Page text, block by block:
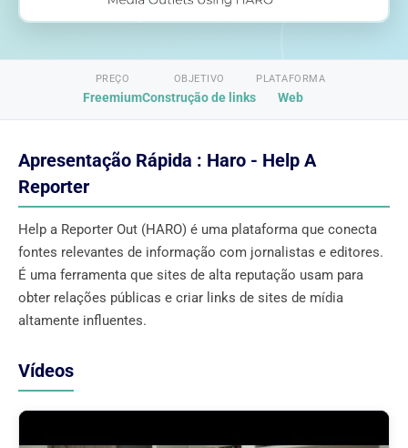
PREÇO
Freemium
OBJETIVO
Construção de links
PLATAFORMA
Web
Apresentação Rápida : Haro - Help A
Reporter
Help a Reporter Out (HARO) é uma plataforma que conecta
fontes relevantes de informação com jornalistas e editores.
É uma ferramenta que sites de alta reputação usam para
obter relações públicas e criar links de sites de mídia
altamente influentes.
Vídeos